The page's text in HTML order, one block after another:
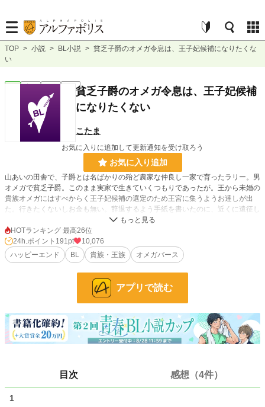
TOP > 小説 > BL小説 > 貧乏子爵のオメガ令息は、王子妃候補になりたくな
い
完結 短編
貧乏子爵のオメガ令息は、王子妃候補
になりたくない
こたま
お気に入りに追加して更新通知を受け取ろう
お気に入り追加
山あいの田舎で、子爵とは名ばかりの殆ど農家な仲良し一家で育ったラリー。男
オメガで貧乏子爵。このまま実家で生きていくつもりであったが。王から未婚の
貴族オメガにはすべからく王子妃候補の選定のため王宮に集うようお達しが出
た。行きたくないしお金も無い。辞退するよう手紙を書いたのに、近くに遠征し
ている騎士団が帰る時、迎えに行って一緒に連れていくと連絡があった。断れな
いの？高貴なお嬢様にイジメられない？不安だらけのラリーを迎えに来たのは美
丈夫な騎士のニールだった。
1,365 位 / 31,413 件
24h.ポイント 191 pt
2025.07.05 12:00
HOTランキング 最高26位
24h.ポイント 191pt
10,076
ハッピーエンド
BL 貴族・王族 オメガバース
アプリで読む
目次 感想（4件）
1